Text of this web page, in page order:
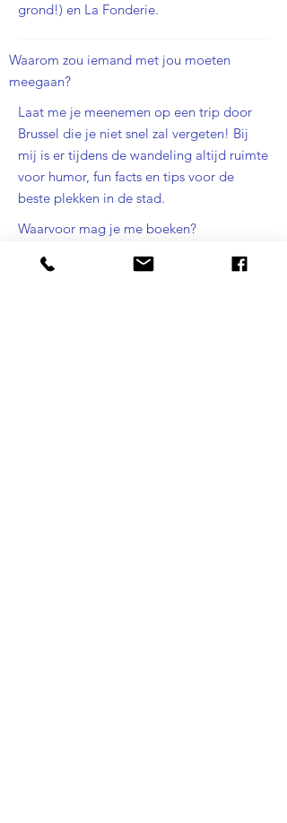
grond!) en La Fonderie.
Waarom zou iemand met jou moeten
meegaan?
Laat me je meenemen op een trip door
Brussel die je niet snel zal vergeten! Bij
mij is er tijdens de wandeling altijd ruimte
voor humor, fun facts en tips voor de
beste plekken in de stad.
Waarvoor mag je me boeken?
Street Baz'Art Centrum, Laken, Ecobazaar,